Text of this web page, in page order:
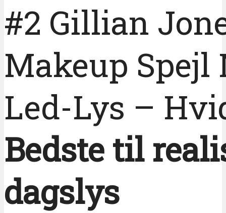
#2 Gillian
Makeup Spejl
Led-Lys –
Bedste til
dagslys